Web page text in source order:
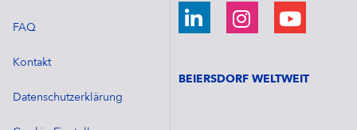
FAQ
Kontakt
Datenschutzerklärung
BEIERSDORF WELTWEIT